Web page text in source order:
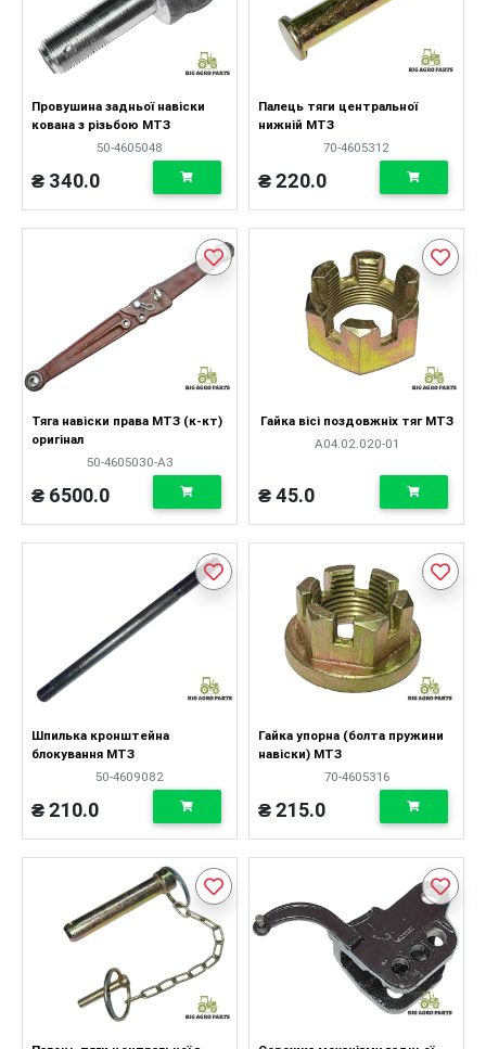
Провушина задньої навіски
кована з різьбою МТЗ
50-4605048
₴ 340.0
Палець тяги центральної
нижній МТЗ
70-4605312
₴ 220.0
Тяга навіски права МТЗ (к-кт)
оригінал
50-4605030-А3
₴ 6500.0
Гайка вісі поздовжніх тяг МТЗ
А04.02.020-01
₴ 45.0
Шпилька кронштейна
блокування МТЗ
50-4609082
₴ 210.0
Гайка упорна (болта пружини
навіски) МТЗ
70-4605316
₴ 215.0